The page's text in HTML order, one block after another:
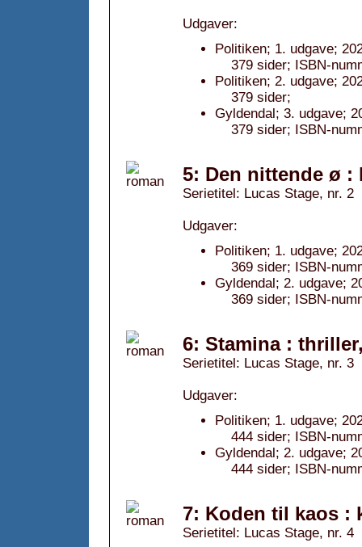
Udgaver:
Politiken; 1. udgave;
379 sider; ISBN-
Politiken; 2. udgave;
379 sider;
Gyldendal; 3. udgave;
379 sider; ISBN-
5: Den nittende ø :
Serietitel: Lucas Stage, nr. 2
Udgaver:
Politiken; 1. udgave;
369 sider; ISBN-
Gyldendal; 2. udgave;
369 sider; ISBN-
6: Stamina :
Serietitel: Lucas Stage, nr. 3
Udgaver:
Politiken; 1. udgave;
444 sider; ISBN-
Gyldendal; 2. udgave;
444 sider; ISBN-
7: Koden til kaos :
Serietitel: Lucas Stage, nr. 4